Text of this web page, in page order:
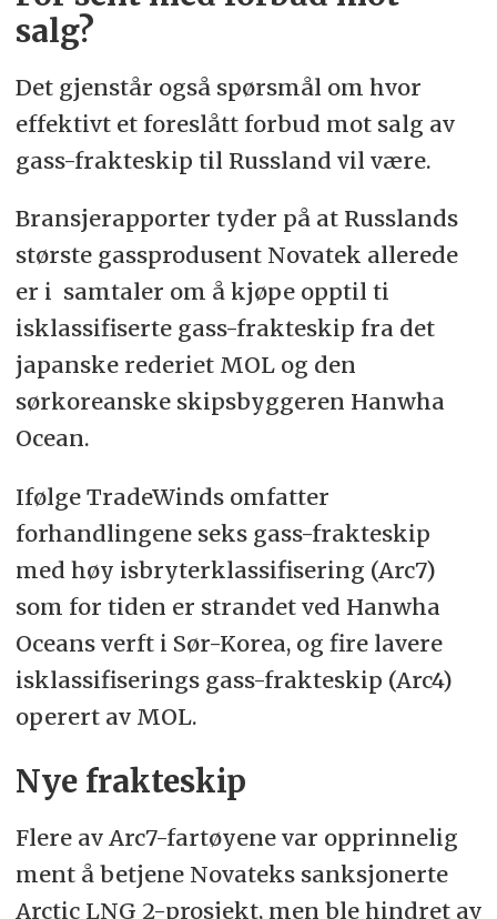
salg?
Det gjenstår også spørsmål om hvor
effektivt et foreslått forbud mot salg av
gass-frakteskip til Russland vil være.
Bransjerapporter tyder på at Russlands
største gassprodusent Novatek allerede
er i samtaler om å kjøpe opptil ti
isklassifiserte gass-frakteskip fra det
japanske rederiet MOL og den
sørkoreanske skipsbyggeren Hanwha
Ocean.
Ifølge TradeWinds omfatter
forhandlingene seks gass-frakteskip
med høy isbryterklassifisering (Arc7)
som for tiden er strandet ved Hanwha
Oceans verft i Sør-Korea, og fire lavere
isklassifiserings gass-frakteskip (Arc4)
operert av MOL.
Nye frakteskip
Flere av Arc7-fartøyene var opprinnelig
ment å betjene Novateks sanksjonerte
Arctic LNG 2-prosjekt, men ble hindret av